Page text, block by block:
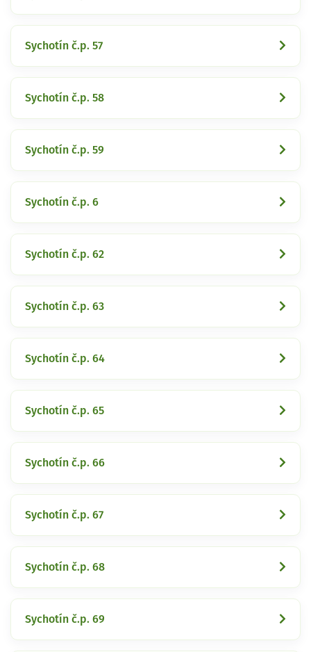
Sychotín č.p. 57
Sychotín č.p. 58
Sychotín č.p. 59
Sychotín č.p. 6
Sychotín č.p. 62
Sychotín č.p. 63
Sychotín č.p. 64
Sychotín č.p. 65
Sychotín č.p. 66
Sychotín č.p. 67
Sychotín č.p. 68
Sychotín č.p. 69